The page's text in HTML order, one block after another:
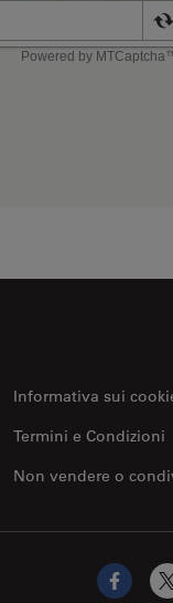
Informativa sui
Non vendere o
Termini e Condizioni